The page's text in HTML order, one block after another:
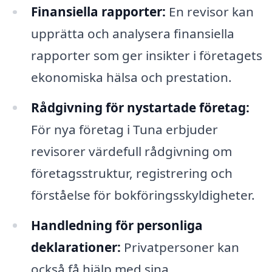
Finansiella rapporter: En revisor kan
upprätta och analysera finansiella
rapporter som ger insikter i företagets
ekonomiska hälsa och prestation.
Rådgivning för nystartade företag:
För nya företag i Tuna erbjuder
revisorer värdefull rådgivning om
företagsstruktur, registrering och
förståelse för bokföringsskyldigheter.
Handledning för personliga
deklarationer: Privatpersoner kan